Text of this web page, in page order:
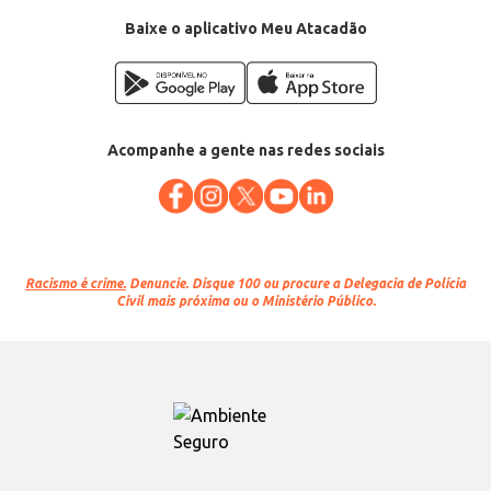
Baixe o aplicativo Meu Atacadão
Acompanhe a gente nas redes sociais
Racismo é crime. Denuncie. Disque 100 ou procure a Delegacia de Polícia
Civil mais próxima ou o Ministério Público.